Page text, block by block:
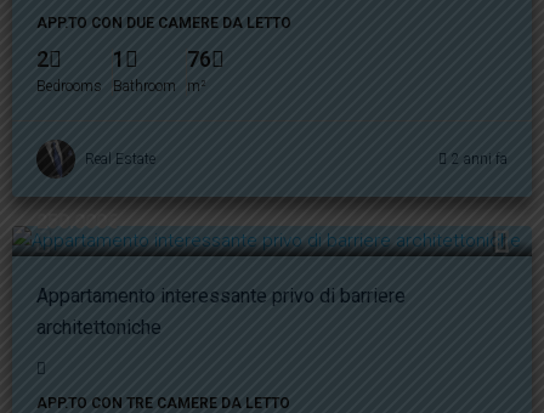
APP.TO CON DUE CAMERE DA LETTO
2
Bedrooms
1
Bathroom
76
m²
Real Estate 2 anni fa
250.000€
Appartamento interessante privo di barriere
architettoniche
APP.TO CON TRE CAMERE DA LETTO